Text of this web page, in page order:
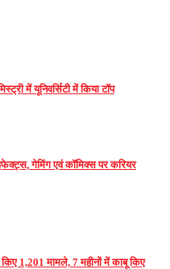
में यूनिवर्सिटी में किया टॉप
गेमिंग एवं कॉमिक्स पर करियर
1,201 मामले, 7 महीनों में काबू किए